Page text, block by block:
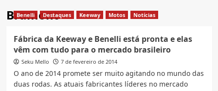
Bramont
Benelli Destaques Keeway Motos Notícias
Fábrica da Keeway e Benelli está pronta e elas
vêm com tudo para o mercado brasileiro
Seku Mello 7 de fevereiro de 2014
O ano de 2014 promete ser muito agitando no mundo das
duas rodas. As atuais fabricantes líderes no mercado